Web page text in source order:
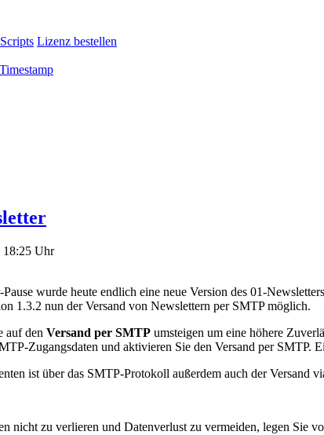
Lizenz bestellen
Timestamp
18:25 Uhr
wurde heute endlich eine neue Version des 01-
1.3.2 nun der Versand von Newslettern per SMTP möglich.
auf den Versand per SMTP umsteigen um eine höhere
Zugangsdaten und aktivieren Sie den Versand per
ist über das SMTP-Protokoll außerdem auch der Versand
nicht zu verlieren und Datenverlust zu vermeiden, legen Sie